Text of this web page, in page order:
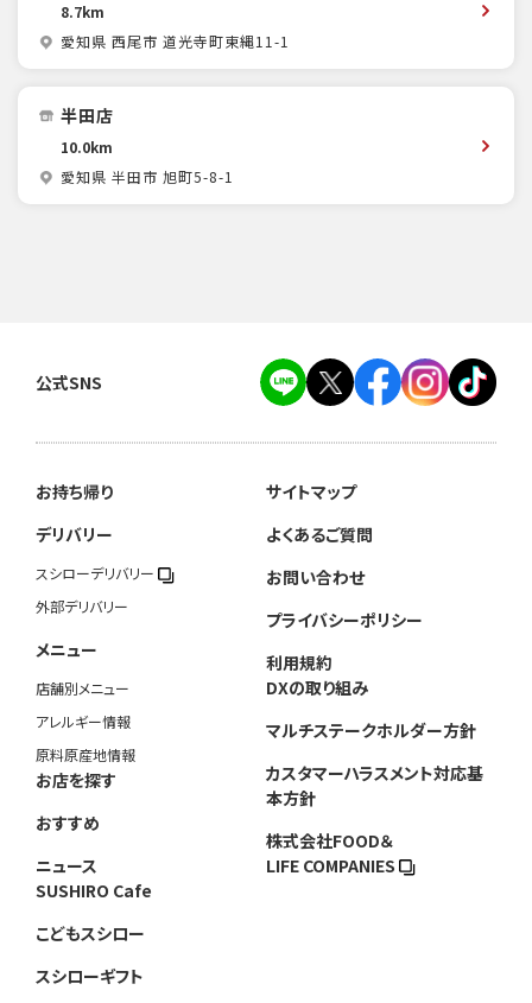
8.7km
愛知県 西尾市 道光寺町東縄11-1
半田店
10.0km
愛知県 半田市 旭町5-8-1
公式SNS
お持ち帰り
デリバリー
スシローデリバリー
外部デリバリー
メニュー
店舗別メニュー
アレルギー情報
原料原産地情報
お店を探す
おすすめ
ニュース
SUSHIRO Cafe
こどもスシロー
スシローギフト
サイトマップ
よくあるご質問
お問い合わせ
プライバシーポリシー
利用規約
DXの取り組み
マルチステークホルダー方針
カスタマーハラスメント対応基
本方針
株式会社FOOD＆
LIFE COMPANIES